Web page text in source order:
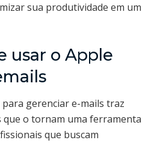
sua produtividade em um
usar o Apple
para gerenciar e-mails traz
que o tornam uma ferramenta
que buscam